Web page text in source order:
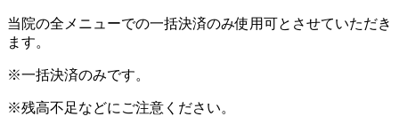
当院の全メニューでの一括決済のみ使用可とさせていただき
ます。
※一括決済のみです。
※残高不足などにご注意ください。